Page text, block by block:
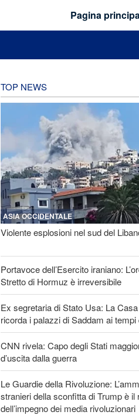
Pagina
TOP NEWS
ASIA OCCIDENTALE
Violente esplosioni nel sud del
Portavoce dell’Esercito iraniano:
Stretto di Hormuz è irreversibile
Ex segretaria di Stato Usa: La
ricorda i palazzi di Saddam ai
CNN rivela: Capo degli Stati
d’uscita dalla guerra
Le Guardie della Rivoluzione:
stranieri della sconfitta di Trump è il
dell’impegno dei media rivoluzionari